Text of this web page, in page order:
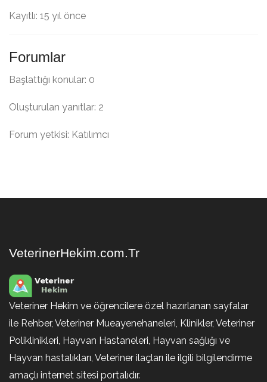
Kayıtlı: 15 yıl önce
Forumlar
Başlattığı konular: 0
Oluşturulan yanıtlar: 2
Forum yetkisi: Katılımcı
VeterinerHekim.com.Tr
Veteriner Hekim ve öğrencilere özel hazırlanan sayfalar
ile Rehber, Veteriner Mueayenehaneleri, Klinikler, Veteriner
Poliklinikleri, Hayvan Hastaneleri, Hayvan sağlığı ve
Hayvan hastalıkları, Veteriner ilaçları ile ilgili bilgilendirme
amaçlı internet sitesi portalıdır.